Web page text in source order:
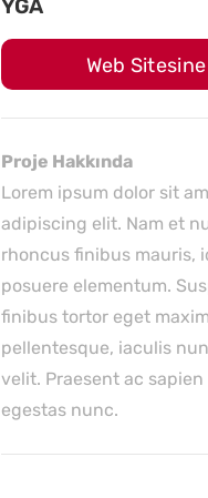
YGA
Web
Proje Hakkında
Lorem ipsum dolor sit
adipiscing elit. Nam et
rhoncus finibus mauris,
posuere elementum.
finibus tortor eget
pellentesque, iaculis
velit. Praesent ac sapien
egestas nunc.